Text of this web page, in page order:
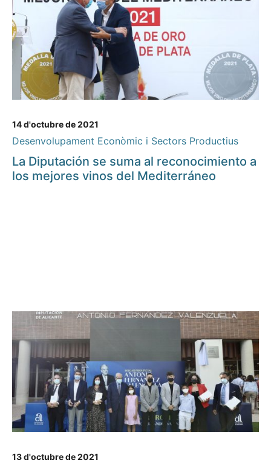
14 d'octubre de 2021
Desenvolupament Econòmic i Sectors Productius
La Diputación se suma al reconocimiento a
los mejores vinos del Mediterráneo
13 d'octubre de 2021